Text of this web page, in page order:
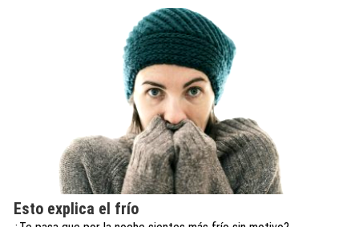
Esto explica el frío